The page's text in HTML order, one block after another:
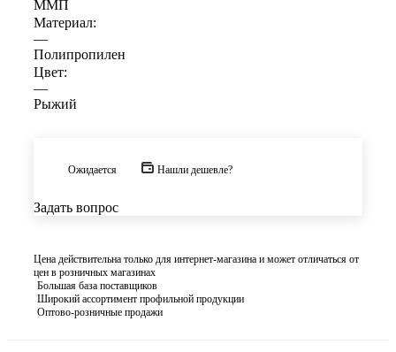
ММП
Материал:
—
Полипропилен
Цвет:
—
Рыжий
Ожидается Нашли дешевле?
Задать вопрос
Цена действительна только для интернет-магазина и может отличаться от
цен в розничных магазинах
Большая база поставщиков
Широкий ассортимент профильной продукции
Оптово-розничные продажи